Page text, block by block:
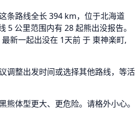
条路线全长 394 km，位于北海道
5 公里范围内有 28 起熊出没报告。
新一起出没在 1天前 于 東神楽町,
调整出发时间或选择其他路线，等活
熊体型更大、更危险。请格外小心。